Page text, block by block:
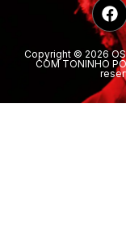
Copyright © 2026 OS
COM TONINHO